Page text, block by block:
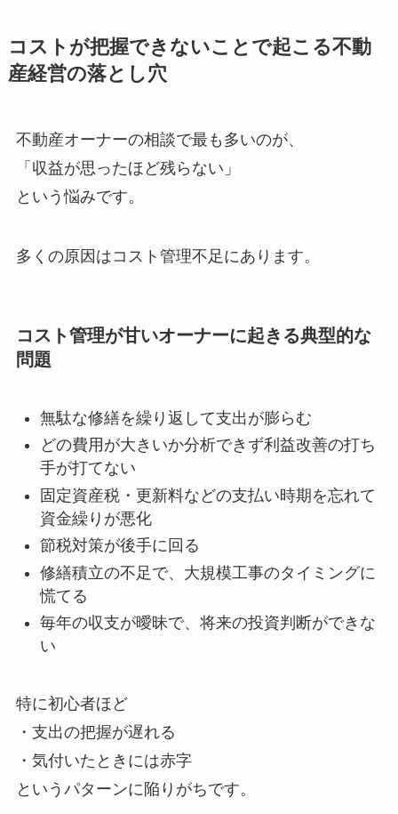
コストが把握できないことで起こる不動
産経営の落とし穴
不動産オーナーの相談で最も多いのが、
「収益が思ったほど残らない」
という悩みです。
多くの原因はコスト管理不足にあります。
コスト管理が甘いオーナーに起きる典型的な
問題
無駄な修繕を繰り返して支出が膨らむ
どの費用が大きいか分析できず利益改善の打ち
手が打てない
固定資産税・更新料などの支払い時期を忘れて
資金繰りが悪化
節税対策が後手に回る
修繕積立の不足で、大規模工事のタイミングに
慌てる
毎年の収支が曖昧で、将来の投資判断ができな
い
特に初心者ほど
・支出の把握が遅れる
・気付いたときには赤字
というパターンに陥りがちです。